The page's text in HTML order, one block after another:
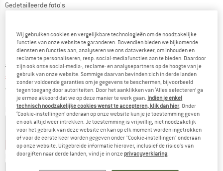
Gedetailleerde foto's
Oorspronkelijke prijs :
€ 169,95
Prijs:
€ 144,46 incl. BTW
Gratis verzending(NL) Nederland. Informatie over de
Kleur:Dark Sage
-10% -10% -15%
Kies een maat:
Wij gebruiken cookies en vergelijkbare technologieën om de noodzakelijke
functies van onze website te garanderen. Bovendien bieden we bijkomende
diensten en functies aan, analyseren we ons dataverkeer, om inhouden en
reclame te personaliseren, resp. social-mediafuncties aan te bieden. Daardoor
zijn ook onze social-media-, reclame- en analysepartners op de hoogte van je
gebruik van onze website. Sommige daarvan bevinden zich in derde landen
zonder voldoende garanties om je gegevens te beschermen, bijvoorbeeld
tegen toegang door autoriteiten. Door het aanklikken van ‘Alles selecteren’ ga
je ermee akkoord dat we op deze manier te werk gaan. Indien je enkel
technisch noodzakelijke cookies wenst te accepteren, klik dan hier. Onder
‘Cookie-instellingen’ onderaan op onze website kun je je toestemming geven
en ook altijd weer intrekken. Je toestemming is vrijwillig, niet noodzakelijk
voor het gebruik van deze website en kan op elk moment worden ingetrokken
of voor de eerste keer worden gegeven onder "Cookie-instellingen" onderaan
op onze website. Uitgebreide informatie hierover, inclusief de risico's van
doorgiften naar derde landen, vind je in onze privacyverklaring.